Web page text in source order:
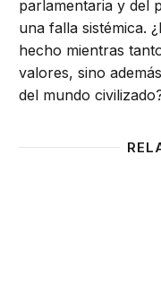
parlamentaria y del
una falla sistémica.
hecho mientras
valores, sino
del mundo
El destino de